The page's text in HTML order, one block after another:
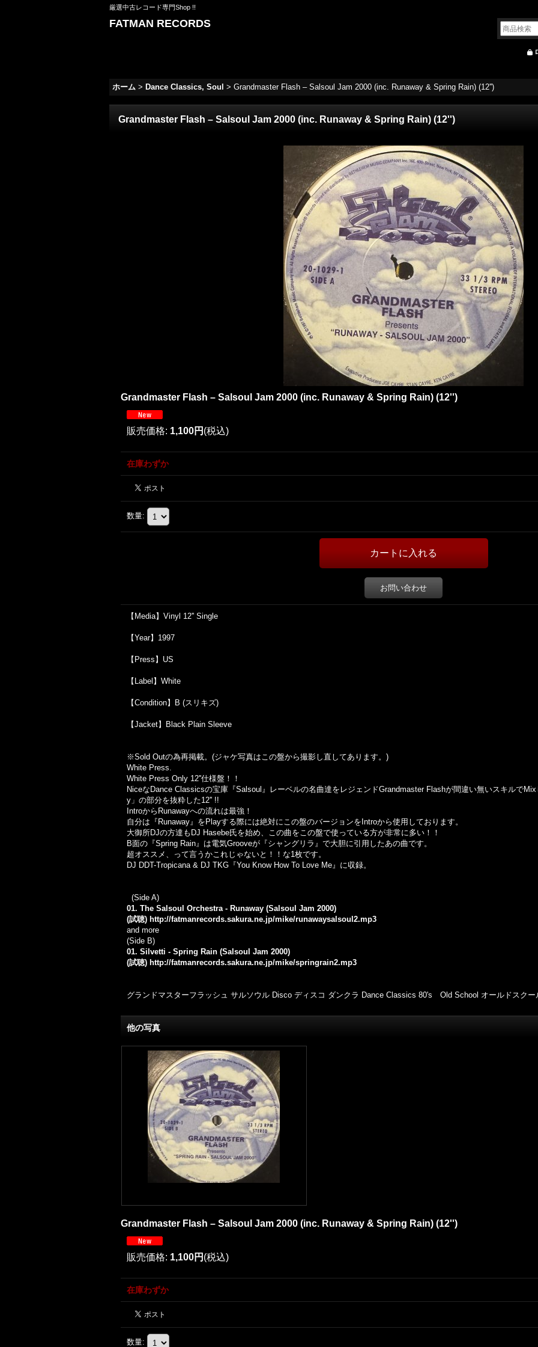
厳選中古レコード専門Shop !!
FATMAN RECORDS
ホーム > Dance Classics, Soul > Grandmaster Flash ‎– Salsoul Jam 2000 (inc. Runaway & Spring Rain) (12'')
Grandmaster Flash ‎– Salsoul Jam 2000 (inc. Runaway & Spring Rain) (12'')
Grandmaster Flash ‎– Salsoul Jam 2000 (inc. Runaway & Spring Rain) (12'')
販売価格: 1,100円 (税込)
在庫わずか
数量:
お問い合わせ
【Media】Vinyl 12'' Single
【Year】1997
【Press】US
【Label】White
【Condition】B (スリキズ)
【Jacket】Black Plain Sleeve
※Sold Outの為再掲載。 (ジャケ写真はこの盤から撮影し直してあります。 )
White Press.
White Press Only 12''仕様盤！！
NiceなDance Classicsの宝庫『Salsoul』レーベルの名曲達をレジェンドGrandmaster Flashが間違い無いスキルで
y」の部分を抜粋した12'' !!
IntroからRunawayへの流れは最強！
自分は『Runaway』をPlayする際には絶対にこの盤のバージョンをIntroから使用しております。
大御所DJの方達もDJ Hasebe氏を始め、この曲をこの盤で使っている方が非常に多い！！
B面の『Spring Rain』は電気Grooveが『シャングリラ』で大胆に引用したあの曲です。
超オススメ、って言うかこれじゃないと！！な1枚です。
DJ DDT-Tropicana & DJ TKG『You Know How To Love Me』に収録。
(Side A)
01. The Salsoul Orchestra - Runaway (Salsoul Jam 2000)
(試聴) http://fatmanrecords.sakura.ne.jp/mike/runawaysalsoul2.mp3
and more
(Side B)
01. Silvetti - Spring Rain (Salsoul Jam 2000)
(試聴) http://fatmanrecords.sakura.ne.jp/mike/springrain2.mp3
グランドマスターフラッシュ サルソウル Disco ディスコ ダンクラ Dance Classics 80's Old School オールドスクー
他の写真
Grandmaster Flash ‎– Salsoul Jam 2000 (inc. Runaway & Spring Rain) (12'')
販売価格: 1,100円 (税込)
在庫わずか
数量: